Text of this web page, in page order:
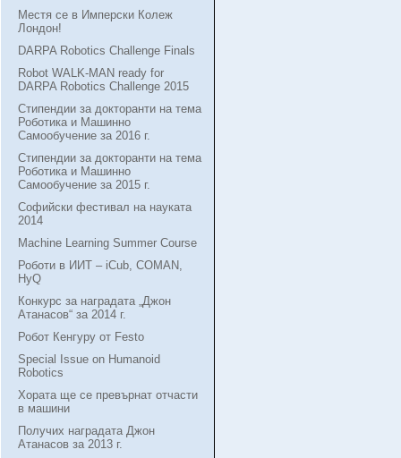
Местя се в Имперски Колеж
Лондон!
DARPA Robotics Challenge Finals
Robot WALK-MAN ready for
DARPA Robotics Challenge 2015
Стипендии за докторанти на тема
Роботика и Машинно
Самообучение за 2016 г.
Стипендии за докторанти на тема
Роботика и Машинно
Самообучение за 2015 г.
Софийски фестивал на науката
2014
Machine Learning Summer Course
Роботи в ИИТ – iCub, COMAN,
HyQ
Конкурс за наградата „Джон
Атанасов“ за 2014 г.
Робот Кенгуру от Festo
Special Issue on Humanoid
Robotics
Хората ще се превърнат отчасти
в машини
Получих наградата Джон
Атанасов за 2013 г.